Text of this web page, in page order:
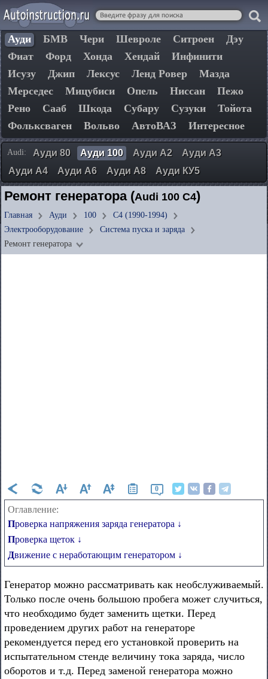
Ауди БМВ Чери Шевроле Ситроен
Дэу
Фиат
Форд Хонда Хендай
Инфинити
Исузу
Джип Лексус Ленд Ровер
Мазда
Мерседес
Мицубиси Опель Ниссан
Пежо
Рено
Сааб Шкода Субару Сузуки
Тойота
Фольксваген
Вольво АвтоВАЗ Интересное
Audi: Ауди 80 Ауди 100 Ауди А2
Ауди А3
Ауди А4
Ауди А6 Ауди А8 Ауди КУ5
Ремонт генератора (Audi 100 C4)
Главная Ауди 100
C4 (1990-1994)
Электрооборудование
Система пуска и заряда
Ремонт генератора
0
Оглавление:
Проверка напряжения заряда генератора ↓
Проверка щеток ↓
Движение с неработающим генератором ↓
Генератор можно рассматривать как необслуживаемый.
Только после очень большою пробега может случиться,
что необходимо будет заменить щетки. Перед
проведением других работ на генераторе
рекомендуется перед его установкой проверить на
испытательном стенде величину тока заряда, число
оборотов и т.д. Перед заменой генератора можно